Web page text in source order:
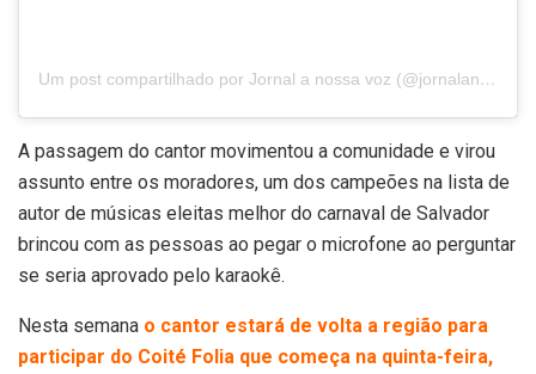
Um post compartilhado por Jornal a nossa voz (@jornalanossavoz_)
A passagem do cantor movimentou a comunidade e virou
assunto entre os moradores, um dos campeões na lista de
autor de músicas eleitas melhor do carnaval de Salvador
brincou com as pessoas ao pegar o microfone ao perguntar
se seria aprovado pelo karaokê.
Nesta semana o cantor estará de volta a região para
participar do Coité Folia que começa na quinta-feira,